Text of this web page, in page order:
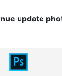
update